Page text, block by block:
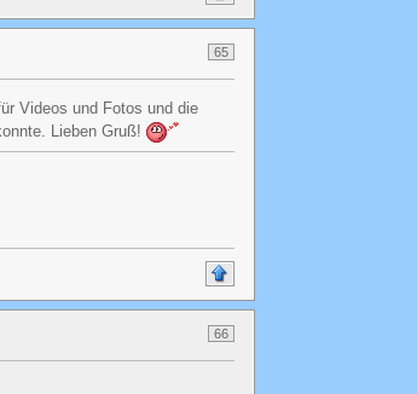
65
Videos und Fotos und die
Lieben Gruß!
66